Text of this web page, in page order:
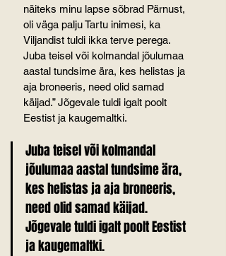
näiteks minu lapse sõbrad Pärnust,
oli väga palju Tartu inimesi, ka
Viljandist tuldi ikka terve perega.
Juba teisel või kolmandal jõulumaa
aastal tundsime ära, kes helistas ja
aja broneeris, need olid samad
käijad.” Jõgevale tuldi igalt poolt
Eestist ja kaugemaltki.
Juba teisel või kolmandal
jõulumaa aastal tundsime ära,
kes helistas ja aja broneeris,
need olid samad käijad.
Jõgevale tuldi igalt poolt Eestist
ja kaugemaltki.